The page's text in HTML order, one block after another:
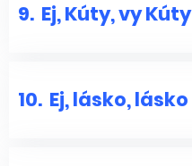
9. Ej, Kúty, vy Kúty
10. Ej, lásko, lásko